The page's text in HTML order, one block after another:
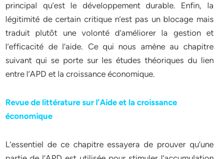
principal qu’est le développement durable. Enfin, la
légitimité de certain critique n’est pas un blocage mais
traduit plutôt une volonté d’améliorer la gestion et
l’efficacité de l’aide. Ce qui nous amène au chapitre
suivant qui se porte sur les études théoriques du lien
entre l’APD et la croissance économique.
Revue de littérature sur l’Aide et la croissance
économique
L’essentiel de ce chapitre essayera de prouver qu’une